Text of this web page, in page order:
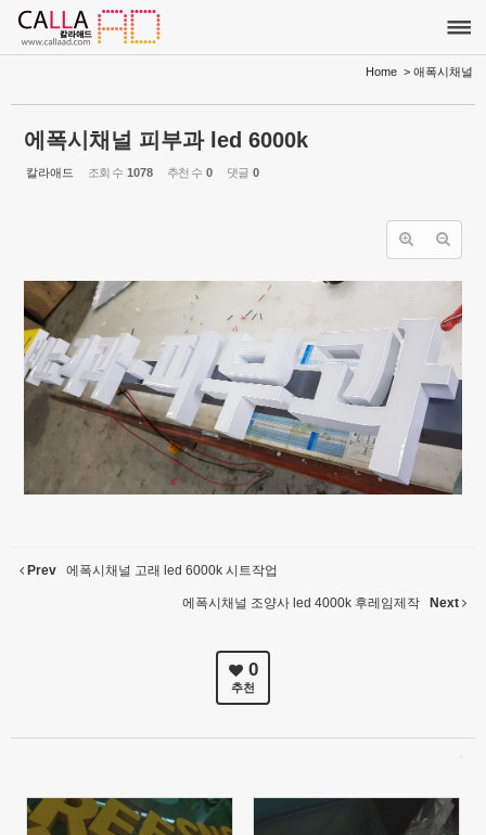
Home > 애폭시채널
에폭시채널 피부과 led 6000k
칼라애드 조회 수 1078 추천 수 0 댓글 0
Prev 에폭시채널 고래 led 6000k 시트작업
에폭시채널 조양사 led 4000k 후레임제작 Next
0
추천